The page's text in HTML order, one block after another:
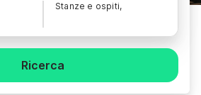
Stanze e ospiti,
Ricerca